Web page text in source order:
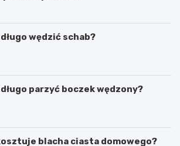
wędzić schab?
parzyć boczek wędzony?
blacha ciasta domowego?